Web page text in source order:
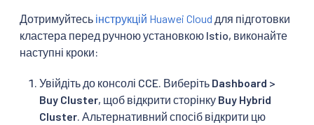
Дотримуйтесь інструкцій Huawei Cloud для підготовки
кластера перед ручною установкою Istio, виконайте
наступні кроки:
Увійдіть до консолі CCE. Виберіть Dashboard >
Buy Cluster, щоб відкрити сторінку Buy Hybrid
Cluster . Альтернативний спосіб відкрити цю